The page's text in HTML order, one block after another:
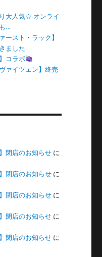
大人気☆ オンライ
…
ースト・ラック】
ました
コラボ
ァイツェン】終売
閉店のお知らせ に
閉店のお知らせ に
閉店のお知らせ に
閉店のお知らせ に
閉店のお知らせ に